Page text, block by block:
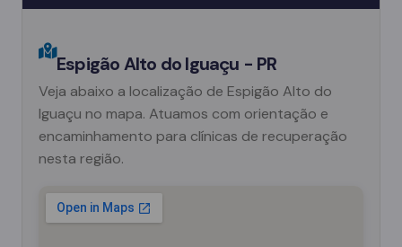
Espigão Alto do Iguaçu - PR
Veja abaixo a localização de Espigão Alto do
Iguaçu no mapa. Atuamos com orientação e
encaminhamento para clínicas de recuperação
nesta região.